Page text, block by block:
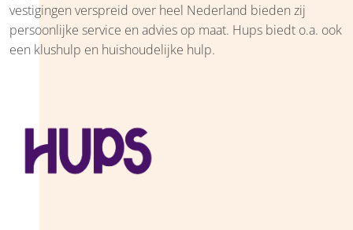
vestigingen verspreid over heel Nederland bieden zij
persoonlijke service en advies op maat. Hups biedt o.a. ook
een klushulp en huishoudelijke hulp.